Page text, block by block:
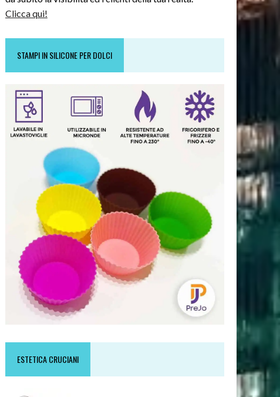
Clicca qui!
STAMPI IN SILICONE PER DOLCI
ESTETICA CRUCIANI